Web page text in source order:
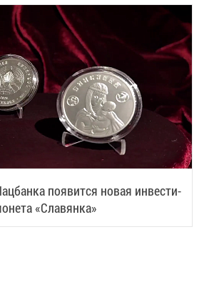
по­явит­ся но­вая ин­ве­сти­
«Сла­вян­ка»